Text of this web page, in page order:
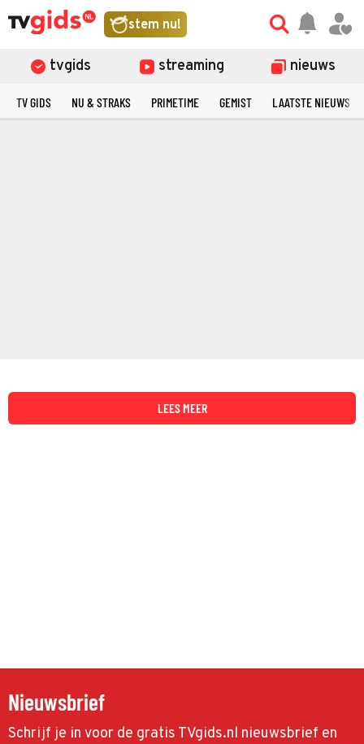
stem nu!
tvgids streaming nieuws
TV GIDS NU & STRAKS PRIMETIME GEMIST LAATSTE NIEUWS
LEES MEER
Nieuwsbrief
Schrijf je in voor de gratis TVgids.nl nieuwsbrief en